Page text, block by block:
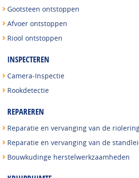
Gootsteen ontstoppen
Afvoer ontstoppen
Riool ontstoppen
INSPECTEREN
Camera-Inspectie
Rookdetectie
REPAREREN
Reparatie en vervanging van de
Reparatie en vervanging van de
Bouwkudinge herstelwerkzaamheden